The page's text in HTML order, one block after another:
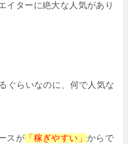
イターに絶大な人気があり
ぐらいなのに、何で人気な
スが 「稼ぎやすい」 からで